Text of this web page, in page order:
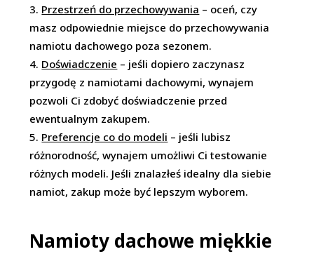
Przestrzeń do przechowywania – oceń, czy
masz odpowiednie miejsce do przechowywania
namiotu dachowego poza sezonem.
Doświadczenie – jeśli dopiero zaczynasz
przygodę z namiotami dachowymi, wynajem
pozwoli Ci zdobyć doświadczenie przed
ewentualnym zakupem.
Preferencje co do modeli – jeśli lubisz
różnorodność, wynajem umożliwi Ci testowanie
różnych modeli. Jeśli znalazłeś idealny dla siebie
namiot, zakup może być lepszym wyborem.
Namioty dachowe miękkie